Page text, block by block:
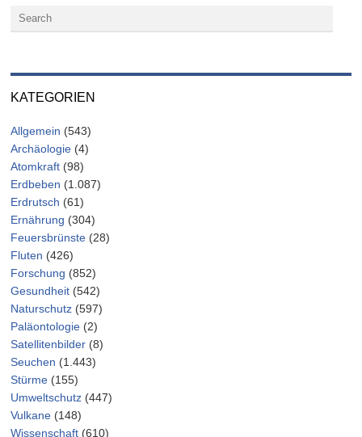
KATEGORIEN
Allgemein (543)
Archäologie (4)
Atomkraft (98)
Erdbeben (1.087)
Erdrutsch (61)
Ernährung (304)
Feuersbrünste (28)
Fluten (426)
Forschung (852)
Gesundheit (542)
Naturschutz (597)
Paläontologie (2)
Satellitenbilder (8)
Seuchen (1.443)
Stürme (155)
Umweltschutz (447)
Vulkane (148)
Wissenschaft (610)